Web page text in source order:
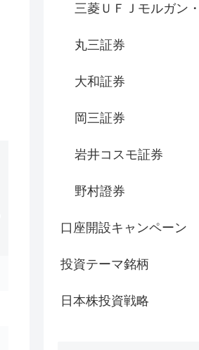
三菱ＵＦＪモルガン
丸三証券
大和証券
岡三証券
岩井コスモ証券
野村證券
口座開設キャンペーン
投資テーマ銘柄
日本株投資戦略